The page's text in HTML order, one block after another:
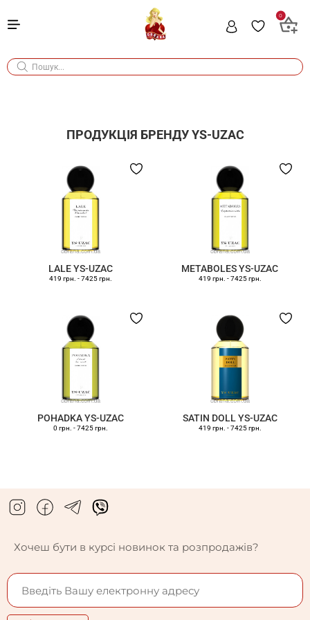
0
ПРОДУКЦІЯ БРЕНДУYS-UZAC
LALE YS-UZAC
419 грн. -7425 грн.
METABOLES YS-UZAC
419 грн. -7425 грн.
POHADKA YS-UZAC
0 грн. -7425 грн.
SATIN DOLL YS-UZAC
419 грн. -7425 грн.
Хочеш бути в курсі новинок та розпродажів?